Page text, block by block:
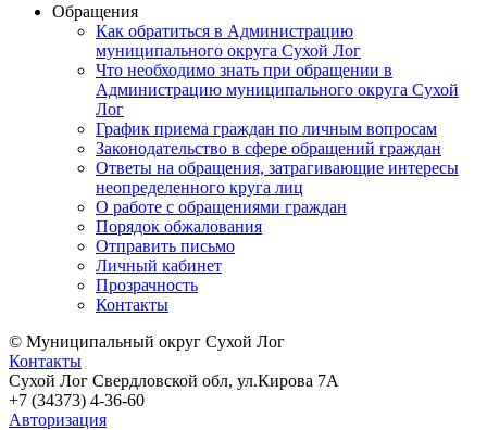
Обращения
Как обратиться в Администрацию
муниципального округа Сухой Лог
Что необходимо знать при обращении в
Администрацию муниципального округа Сухой
Лог
График приема граждан по личным вопросам
Законодательство в сфере обращений граждан
Ответы на обращения, затрагивающие интересы
неопределенного круга лиц
О работе с обращениями граждан
Порядок обжалования
Отправить письмо
Личный кабинет
Прозрачность
Контакты
© Муниципальный округ Сухой Лог
Контакты
Сухой Лог Свердловской обл, ул.Кирова 7А
+7 (34373) 4-36-60
Авторизация